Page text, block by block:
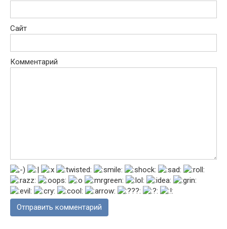
Сайт
Комментарий